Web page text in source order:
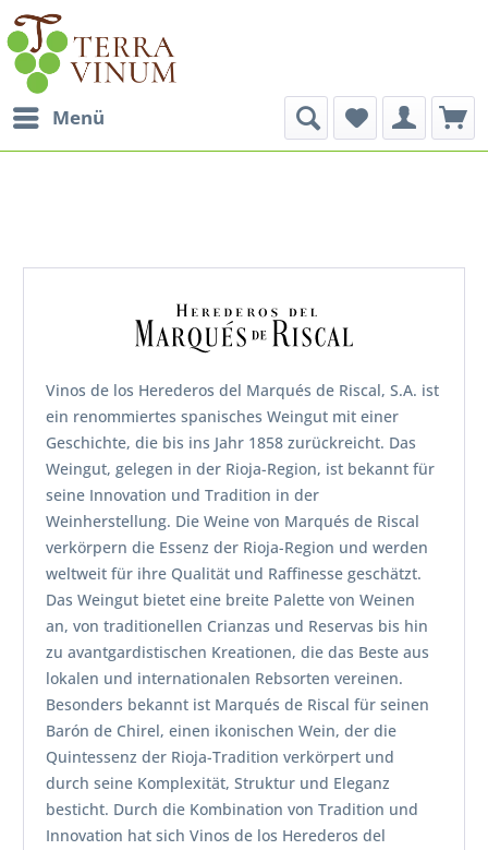
Menü
Vinos de los Herederos del Marqués de Riscal, S.A. ist
ein renommiertes spanisches Weingut mit einer
Geschichte, die bis ins Jahr 1858 zurückreicht. Das
Weingut, gelegen in der Rioja-Region, ist bekannt für
seine Innovation und Tradition in der
Weinherstellung. Die Weine von Marqués de Riscal
verkörpern die Essenz der Rioja-Region und werden
weltweit für ihre Qualität und Raffinesse geschätzt.
Das Weingut bietet eine breite Palette von Weinen
an, von traditionellen Crianzas und Reservas bis hin
zu avantgardistischen Kreationen, die das Beste aus
lokalen und internationalen Rebsorten vereinen.
Besonders bekannt ist Marqués de Riscal für seinen
Barón de Chirel, einen ikonischen Wein, der die
Quintessenz der Rioja-Tradition verkörpert und
durch seine Komplexität, Struktur und Eleganz
besticht. Durch die Kombination von Tradition und
Innovation hat sich Vinos de los Herederos del